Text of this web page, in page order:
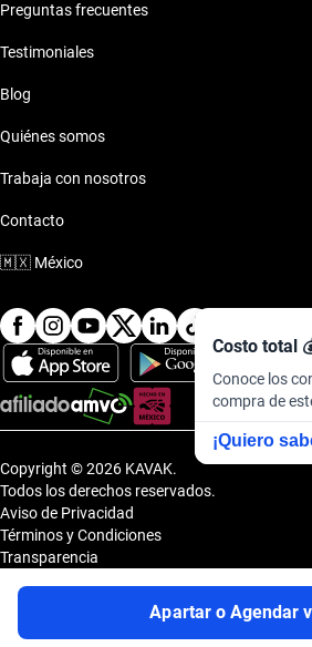
Apartar o Agendar
Costo total
Conoce los
compra de
¡Quiero
Preguntas frecuentes
Testimoniales
Blog
Quiénes somos
Trabaja con nosotros
Contacto
🇲🇽 México
Copyright © 2026 KAVAK.
Todos los derechos reservados.
Aviso de Privacidad
Términos y Condiciones
Transparencia
Uvi Tech, S.A.P.I. de C.V., Carretera